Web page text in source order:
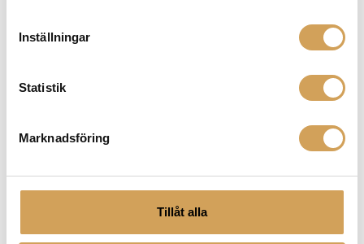
Inställningar
Statistik
Marknadsföring
Tillåt alla
Användning: